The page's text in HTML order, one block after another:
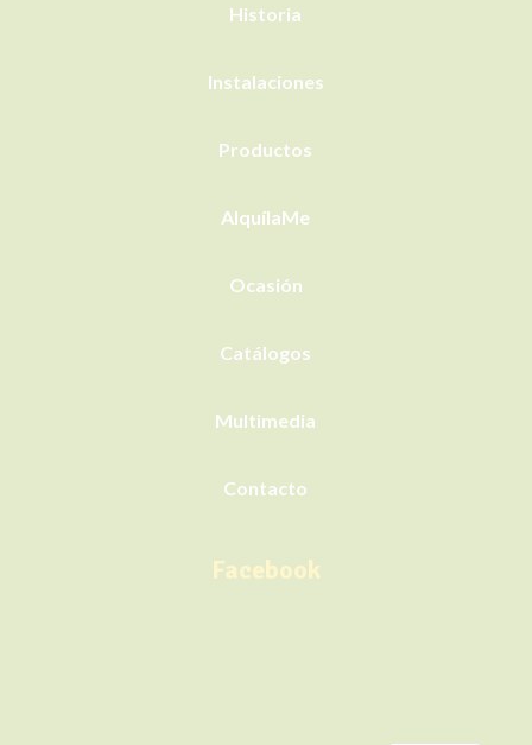
Historia
Instalaciones
Productos
AlquílaMe
Ocasión
Catálogos
Multimedia
Contacto
Facebook